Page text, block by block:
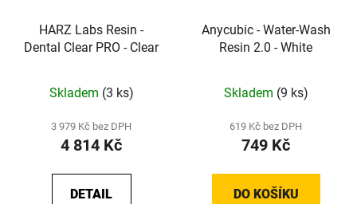
HARZ Labs Resin -
Dental Clear PRO - Clear
Skladem (3 ks)
3 979 Kč bez DPH
4 814 Kč
DETAIL
Anycubic - Water-Wash
Resin 2.0 - White
Skladem (9 ks)
619 Kč bez DPH
749 Kč
DO KOŠÍKU